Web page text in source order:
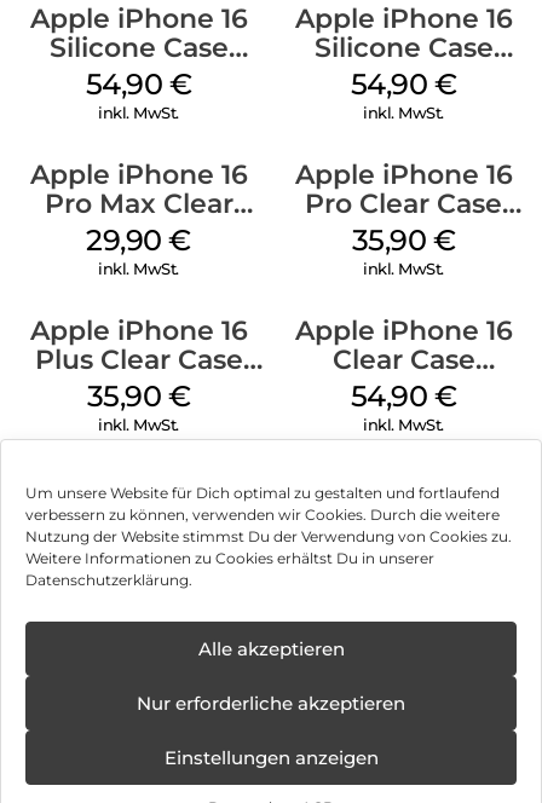
Um unsere Website für Dich optimal zu gestalten und fortlaufend
verbessern zu können, verwenden wir Cookies. Durch die weitere
Nutzung der Website stimmst Du der Verwendung von Cookies zu.
Weitere Informationen zu Cookies erhältst Du in unserer
Datenschutzerklärung.
Alle akzeptieren
Nur erforderliche akzeptieren
Einstellungen anzeigen
Apple iPhone 16
Silicone Case
MagSafe Lake
Green
54,90 €
inkl. MwSt.
Apple iPhone 16
Silicone Case
MagSafe Black
54,90 €
inkl. MwSt.
Apple iPhone 16
Pro Max Clear
Case MagSafe
Transparent
29,90€
inkl. MwSt.
Apple iPhone 16
Pro Clear Case
MagSafe
Transparent
35,90 €
inkl. MwSt.
Apple iPhone 16
Plus Clear Case
MagSafe
Transparent
35,90 €
inkl. MwSt.
Apple iPhone 16
Clear Case
MagSafe
Transparent
54,90 €
inkl. MwSt.
Impressum
Hinweis zur Batterieentsorgung
Newsletter